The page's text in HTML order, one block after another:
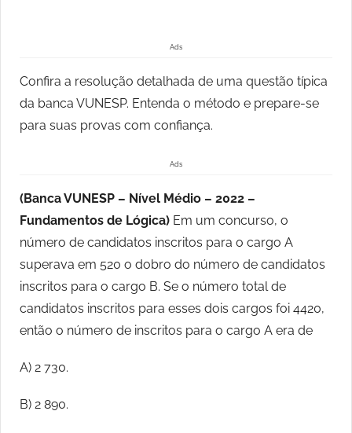
Ads
Confira a resolução detalhada de uma questão típica
da banca VUNESP. Entenda o método e prepare-se
para suas provas com confiança.
Ads
(Banca VUNESP – Nível Médio – 2022 –
Fundamentos de Lógica) Em um concurso, o
número de candidatos inscritos para o cargo A
superava em 520 o dobro do número de candidatos
inscritos para o cargo B. Se o número total de
candidatos inscritos para esses dois cargos foi 4420,
então o número de inscritos para o cargo A era de
A) 2 730.
B) 2 890.